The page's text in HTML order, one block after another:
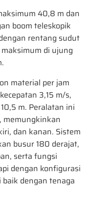
40,8 m dan
boom teleskopik
rentang sudut
di ujung
material per jam
3,15 m/s,
m. Peralatan ini
memungkinkan
dan kanan. Sistem
busur 180 derajat,
serta fungsi
dengan konfigurasi
dengan tenaga